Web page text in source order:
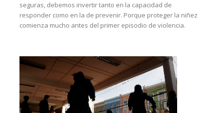
seguras, debemos invertir tanto en la capacidad de
responder como en la de prevenir. Porque proteger la niñez
comienza mucho antes del primer episodio de violencia.